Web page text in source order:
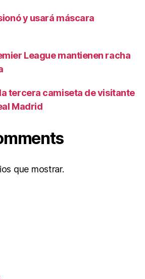
y usará máscara
League mantienen racha
tercera camiseta de visitante
Madrid
que mostrar.